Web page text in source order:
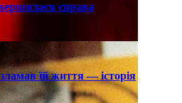
справа
їй життя — історія